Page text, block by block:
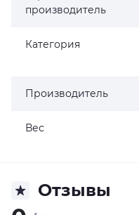
производитель
Категория
Производитель
Вес
Отзывы